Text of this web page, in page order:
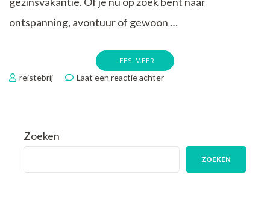
ontspanning, avontuur of gewoon …
LEES MEER
reistebrij Laat een reactie achterop
Subtropisch
Zoeken
ZOEKEN